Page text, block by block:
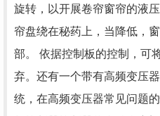
旋转，以开展卷帘窗帘的液
帘盘绕在秘药上，当降低，
部。 依据控制板的控制，可
弃。还有一个带有高频变压
统，在高频变压器常见问题